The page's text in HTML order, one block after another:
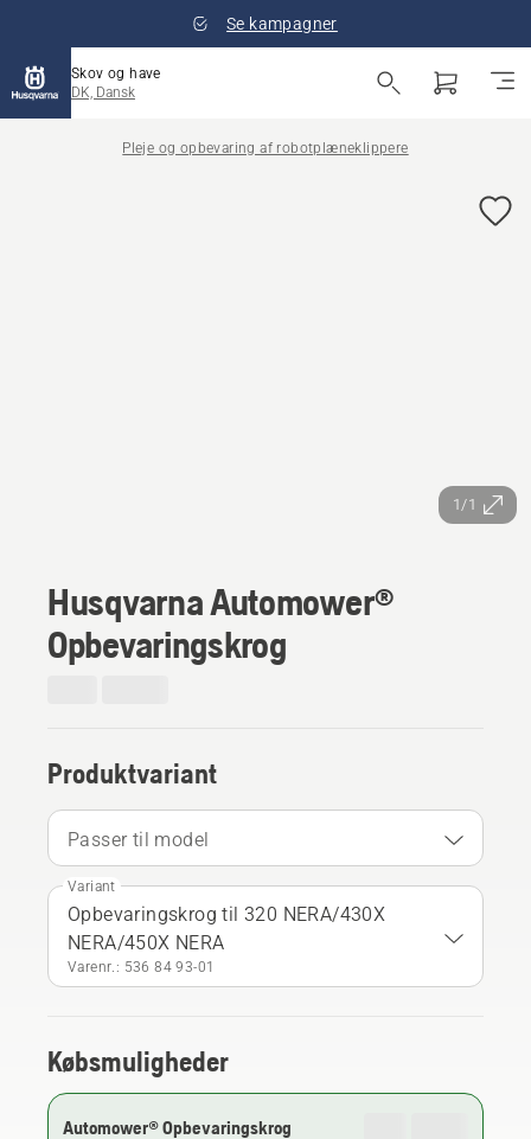
Se kampagner
Skov og have
DK, Dansk
Pleje og opbevaring af robotplæneklippere
1/1
Husqvarna Automower®
Opbevaringskrog
Produktvariant
Passer til model
Variant
Opbevaringskrog til 320 NERA/430X
NERA/450X NERA
Varenr.: 536 84 93‑01
Købsmuligheder
Automower® Opbevaringskrog